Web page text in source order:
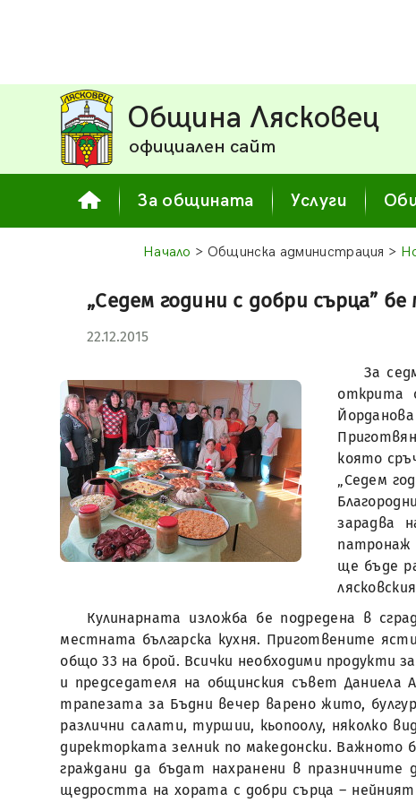
Община Лясковец
официален сайт
За общината Услуги
Начало > Общинска администрация >
„Седем години с добри сърца”
22.12.2015
За
открита
която
„Седем
зарадва
патронаж
ще бъде
Кулинарната изложба бе подредена в
местната българска кухня. Приготвените
общо 33 на брой. Всички необходими
и председателя на общинския съвет Даниела
трапезата за Бъдни вечер варено жито,
различни салати, туршии, кьопоолу, няколко
директорката зелник по македонски. Важното
граждани да бъдат нахранени в празничните
щедростта на хората с добри сърца –